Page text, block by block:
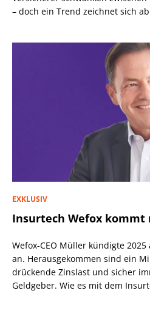
– doch ein Trend zeichnet sich
EXKLUSIV
Insurtech Wefox kommt
Wefox-CEO Müller kündigte 2025
an. Herausgekommen sind ein
drückende Zinslast und sicher
Geldgeber. Wie es mit dem